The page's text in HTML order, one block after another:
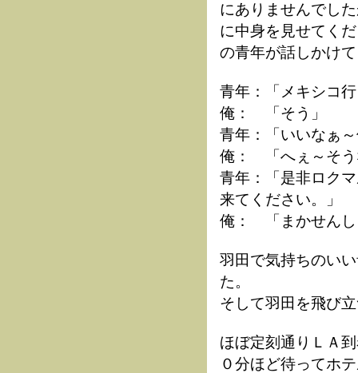
にありませんでし
に中身を見せてく
の青年が話しかけ
青年：「メキシコ
俺： 「そう」
青年：「いいなぁ
俺： 「へぇ～そう
青年：「是非ロク
来てください。」
俺： 「まかせん
羽田で気持ちのい
た。
そして羽田を飛び
ほぼ定刻通りＬＡ
０分ほど待ってホ